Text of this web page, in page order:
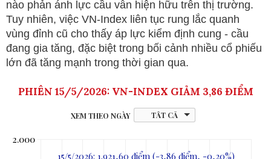
nào phản ánh lực cầu vẫn hiện hữu trên thị trường.
Tuy nhiên, việc VN-Index liên tục rung lắc quanh
vùng đỉnh cũ cho thấy áp lực kiểm định cung - cầu
đang gia tăng, đặc biệt trong bối cảnh nhiều cổ phiếu
lớn đã tăng mạnh trong thời gian qua.